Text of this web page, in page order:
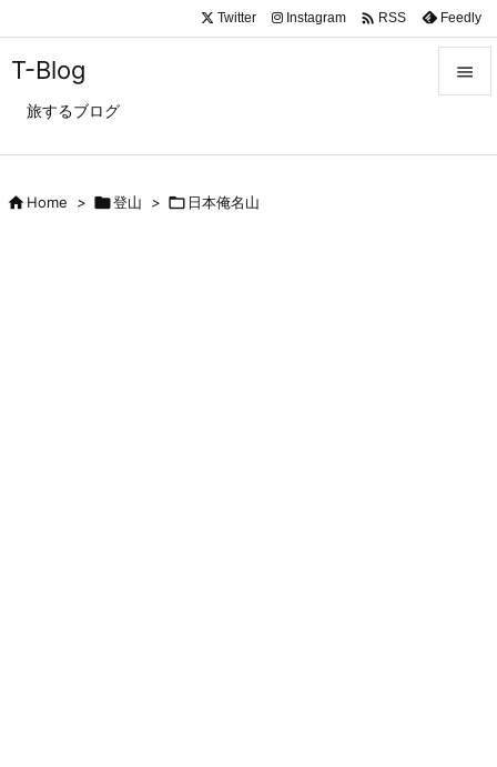
T-Blog
旅するブログ

Twitter Instagram  RSS Feedly
Home > 登山 >  日本俺名山